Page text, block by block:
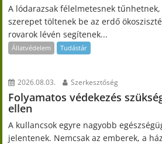
A lódarazsak félelmetesnek
szerepet töltenek be az erdő
rovarok lévén segítenek...
Állatvédelem Tudástár
2026.08.03. Szerkesztőség
Folyamatos védekezés
ellen
A kullancsok egyre nagyobb
jelentenek. Nemcsak az emberek, a